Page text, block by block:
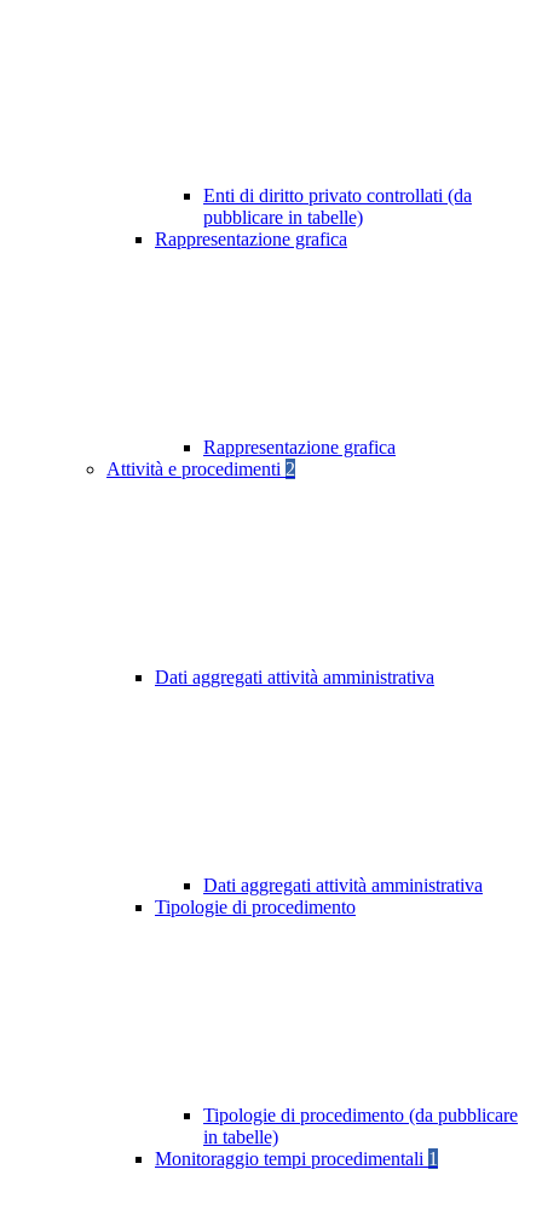
Enti di diritto privato controllati (da
pubblicare in tabelle)
Rappresentazione grafica
Rappresentazione grafica
Attività e procedimenti 2
Dati aggregati attività amministrativa
Dati aggregati attività amministrativa
Tipologie di procedimento
Tipologie di procedimento (da pubblicare
in tabelle)
Monitoraggio tempi procedimentali 1